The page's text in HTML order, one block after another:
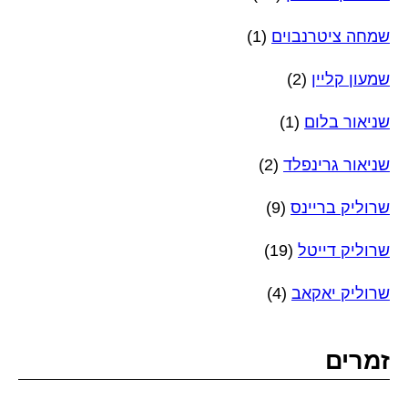
שמחה ציטרנבוים (1)
שמעון קליין (2)
שניאור בלום (1)
שניאור גרינפלד (2)
שרוליק בריינס (9)
שרוליק דייטל (19)
שרוליק יאקאב (4)
זמרים